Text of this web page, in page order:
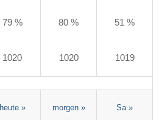
79 % 80 % 51 %
1020 1020 1019
heute » morgen » Sa »